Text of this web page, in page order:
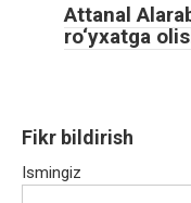
Attanal
ro‘yxatga
Fikr bildirish
Ismingiz